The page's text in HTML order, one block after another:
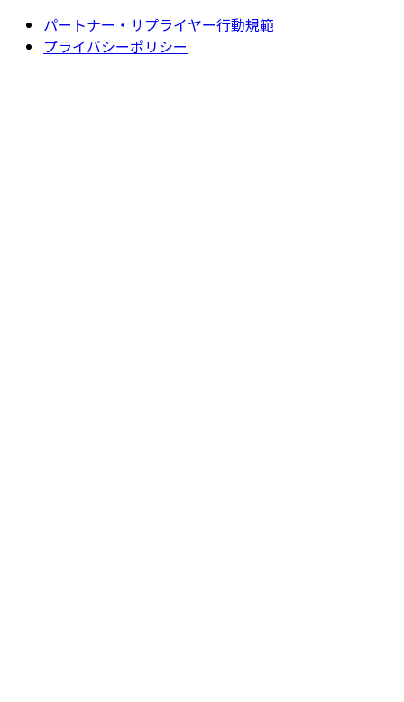
パートナー・サプライヤー行動規範
プライバシーポリシー